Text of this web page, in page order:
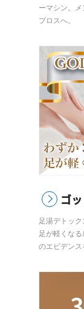
ーマシン。
プロスへ。
ゴ
足湯デトッ
足が軽くな
のエビデンス